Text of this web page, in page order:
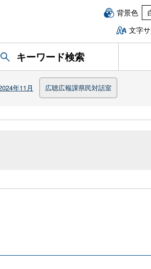
背景色
文字
キーワード検索
年11月 広聴広報課県民対話室